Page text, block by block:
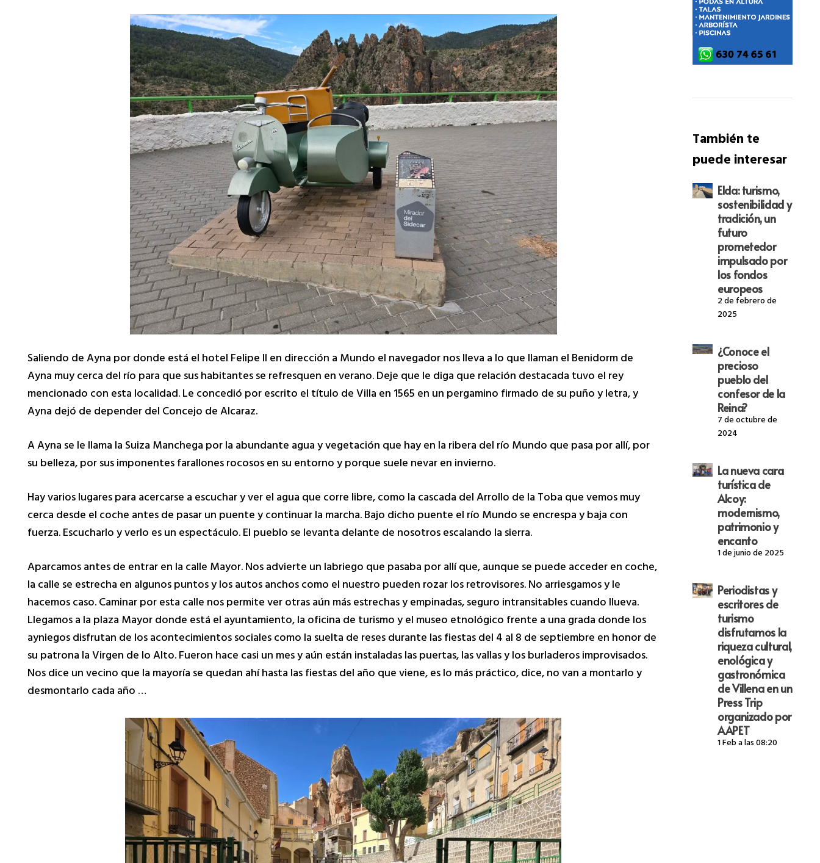
Saliendo de Ayna por donde está el hotel Felipe II en dirección a Mundo el navegador nos lleva a lo que llaman el Benidorm de
Ayna muy cerca del río para que sus habitantes se refresquen en verano. Deje que le diga que relación destacada tuvo el rey
mencionado con esta localidad. Le concedió por escrito el título de Villa en 1565 en un pergamino firmado de su puño y letra, y
Ayna dejó de depender del Concejo de Alcaraz.
A Ayna se le llama la Suiza Manchega por la abundante agua y vegetación que hay en la ribera del río Mundo que pasa por allí, por
su belleza, por sus imponentes farallones rocosos en su entorno y porque suele nevar en invierno.
Hay varios lugares para acercarse a escuchar y ver el agua que corre libre, como la cascada del Arrollo de la Toba que vemos muy
cerca desde el coche antes de pasar un puente y continuar la marcha. Bajo dicho puente el río Mundo se encrespa y baja con
fuerza. Escucharlo y verlo es un espectáculo. El pueblo se levanta delante de nosotros escalando la sierra.
Aparcamos antes de entrar en la calle Mayor. Nos advierte un labriego que pasaba por allí que, aunque se puede acceder en coche,
la calle se estrecha en algunos puntos y los autos anchos como el nuestro pueden rozar los retrovisores. No arriesgamos y le
hacemos caso. Caminar por esta calle nos permite ver otras aún más estrechas y empinadas, seguro intransitables cuando llueva.
Llegamos a la plaza Mayor donde está el ayuntamiento, la oficina de turismo y el museo etnológico frente a una grada donde los
ayniegos disfrutan de los acontecimientos sociales como la suelta de reses durante las fiestas del 4 al 8 de septiembre en honor de
su patrona la Virgen de lo Alto. Fueron hace casi un mes y aún están instaladas las puertas, las vallas y los burladeros improvisados.
Nos dice un vecino que la mayoría se quedan ahí hasta las fiestas del año que viene, es lo más práctico, dice, no van a montarlo y
desmontarlo cada año …
También te
puede interesar
Elda: turismo,
sostenibilidad y
tradición, un
futuro
prometedor
impulsado por
los fondos
europeos
2 de febrero de
2025
¿Conoce el
precioso
pueblo del
confesor de la
Reina?
7 de octubre de
2024
La nueva cara
turística de
Alcoy:
modernismo,
patrimonio y
encanto
1 de junio de 2025
Periodistas y
escritores de
turismo
disfrutamos la
riqueza cultural,
enológica y
gastronómica
de Villena en un
Press Trip
organizado por
AAPET
1 Feb a las 08:20